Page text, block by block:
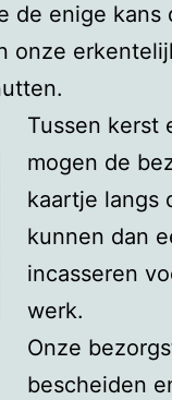
de enige kans
onze
Tussen kerst
mogen de
kaartje langs
kunnen dan
incasseren
werk.
Onze
bescheiden